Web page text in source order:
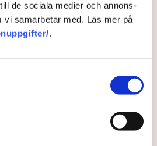
de sociala medier och annons-
vi samarbetar med. Läs mer på
.
upp på
kan inte
”Upptrappning